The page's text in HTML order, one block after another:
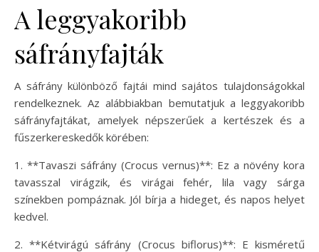
A leggyakoribb
sáfrányfajták
A sáfrány különböző fajtái mind sajátos tulajdonságokkal
rendelkeznek. Az alábbiakban bemutatjuk a leggyakoribb
sáfrányfajtákat, amelyek népszerűek a kertészek és a
fűszerkereskedők körében:
1. **Tavaszi sáfrány (Crocus vernus)**: Ez a növény kora
tavasszal virágzik, és virágai fehér, lila vagy sárga
színekben pompáznak. Jól bírja a hideget, és napos helyet
kedvel.
2. **Kétvirágú sáfrány (Crocus biflorus)**: E kisméretű